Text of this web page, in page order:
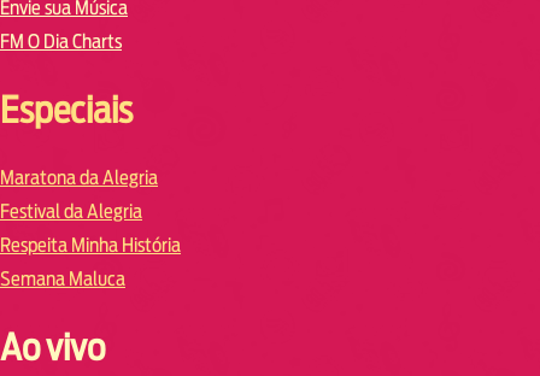
Envie sua Música
FM O Dia Charts
Especiais
Maratona da Alegria
Festival da Alegria
Respeita Minha História
Semana Maluca
Ao vivo